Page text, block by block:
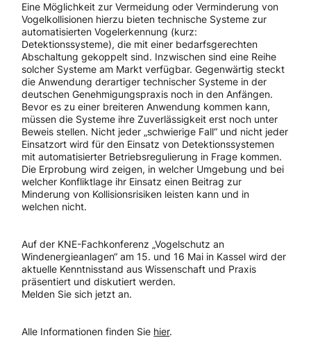
Eine Möglichkeit zur Vermeidung oder Verminderung von
Vogelkollisionen hierzu bieten technische Systeme zur
automatisierten Vogelerkennung (kurz:
Detektionssysteme), die mit einer bedarfsgerechten
Abschaltung gekoppelt sind. Inzwischen sind eine Reihe
solcher Systeme am Markt verfügbar. Gegenwärtig steckt
die Anwendung derartiger technischer Systeme in der
deutschen Genehmigungspraxis noch in den Anfängen.
Bevor es zu einer breiteren Anwendung kommen kann,
müssen die Systeme ihre Zuverlässigkeit erst noch unter
Beweis stellen. Nicht jeder „schwierige Fall“ und nicht jeder
Einsatzort wird für den Einsatz von Detektionssystemen
mit automatisierter Betriebsregulierung in Frage kommen.
Die Erprobung wird zeigen, in welcher Umgebung und bei
welcher Konfliktlage ihr Einsatz einen Beitrag zur
Minderung von Kollisionsrisiken leisten kann und in
welchen nicht.
Auf der KNE-Fachkonferenz „Vogelschutz an
Windenergieanlagen“ am 15. und 16 Mai in Kassel wird der
aktuelle Kenntnisstand aus Wissenschaft und Praxis
präsentiert und diskutiert werden.
Melden Sie sich jetzt an.
Alle Informationen finden Sie hier.